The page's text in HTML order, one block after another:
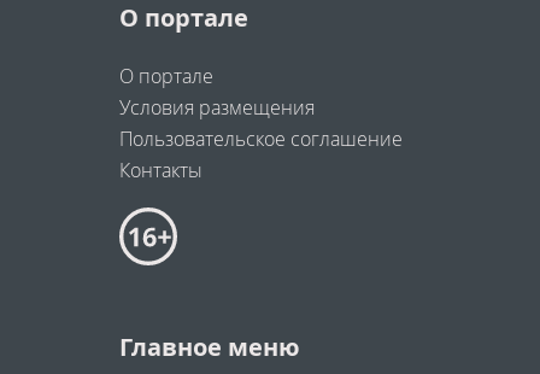
О портале
О портале
Условия размещения
Пользовательское соглашение
Контакты
Главное меню